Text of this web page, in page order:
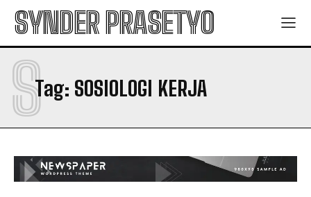
SYNDER PRASETYO
Tag: SOSIOLOGI KERJA
S